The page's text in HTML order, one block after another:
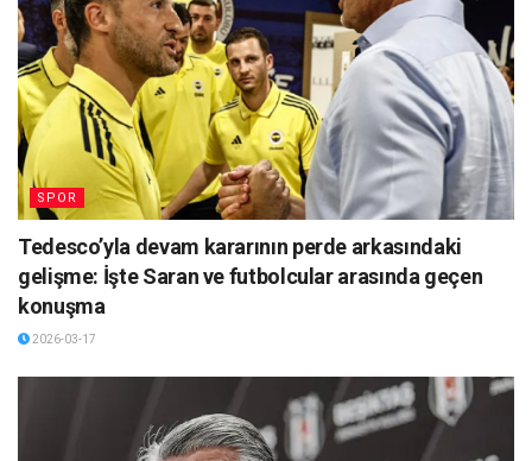
SPOR
Tedesco’yla devam kararının perde arkasındaki
gelişme: İşte Saran ve futbolcular arasında geçen
konuşma
2026-03-17